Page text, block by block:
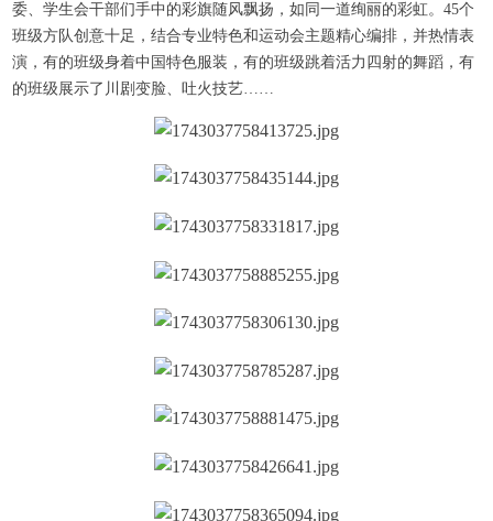
委、学生会干部们手中的彩旗随风飘扬，如同一道绚丽的彩虹。45个
班级方队创意十足，结合专业特色和运动会主题精心编排，并热情表
演，有的班级身着中国特色服装，有的班级跳着活力四射的舞蹈，有
的班级展示了川剧变脸、吐火技艺……